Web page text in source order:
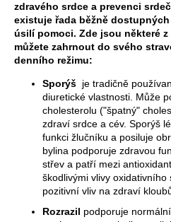
zdravého srdce a prevenci
existuje řada běžně
úsilí pomoci. Zde jsou některé
můžete zahrnout do svého
denního režimu:
Sporýš je tradičně
diuretické vlastnosti. Může
cholesterolu ("špatný"
zdraví srdce a cév. Sporýš
funkci žlučníku a posiluje
bylina podporuje zdravou
střev a patří mezi
škodlivými vlivy
pozitivní vliv na zdraví
Rozrazil podporuje